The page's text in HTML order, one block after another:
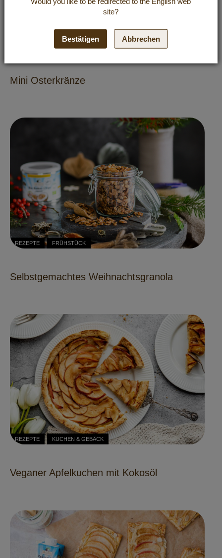
KUCHEN & GEBÄCK
Mini Osterkränze
REZEPTE FRÜHSTÜCK
Selbstgemachtes Weihnachtsgranola
REZEPTE KUCHEN & GEBÄCK
Veganer Apfelkuchen mit Kokosöl
site?
Bestätigen Abbrechen